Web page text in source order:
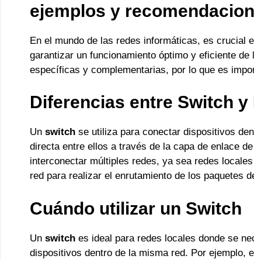
ejemplos y
En el mundo de las redes informáticas, es crucial
garantizar un funcionamiento óptimo y eficiente
específicas y complementarias, por lo que es
Diferencias entre Switch y
Un switch se utiliza para conectar dispositivos
directa entre ellos a través de la capa de enlace
interconectar múltiples redes, ya sea redes
red para realizar el enrutamiento de los paquetes
Cuándo utilizar un Switch
Un switch es ideal para redes locales donde se
dispositivos dentro de la misma red. Por ejemplo,